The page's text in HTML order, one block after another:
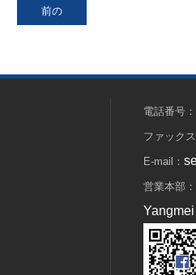
電話番号：
ファック
E-mail：
営業本部：